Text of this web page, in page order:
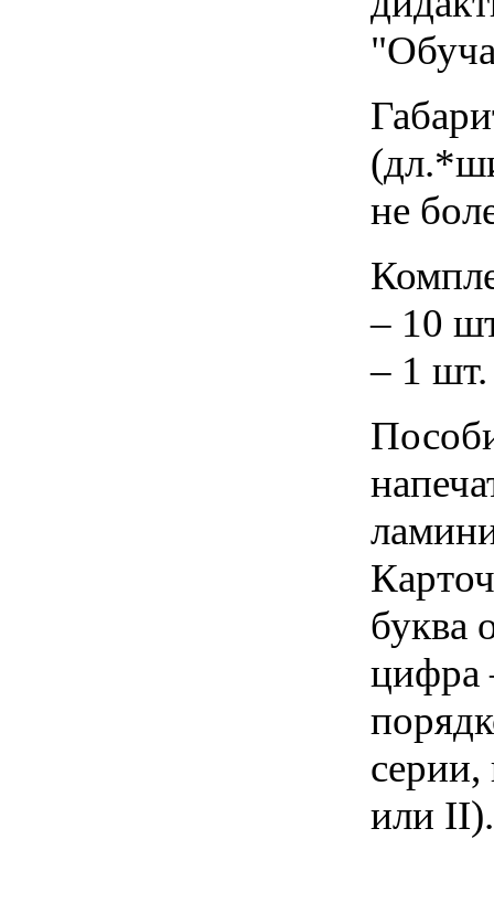
не
– 10
– 1 шт.
буква
цифра
серии,
или II).